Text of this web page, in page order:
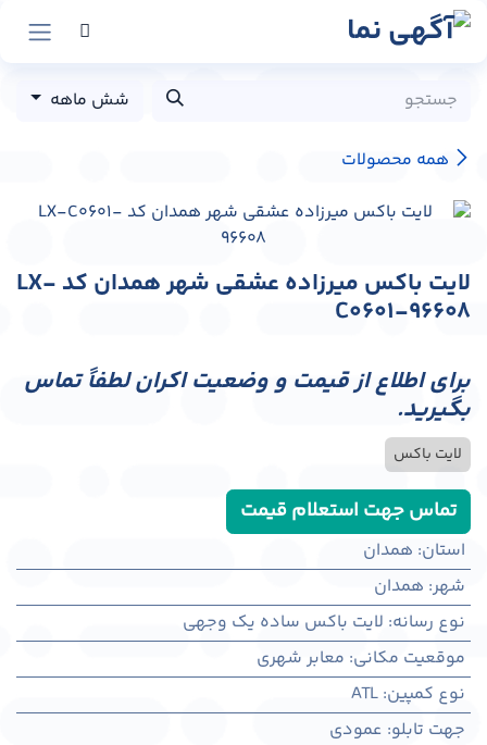
پرش به محتوا
همه محصولات
شش ماهه
لایت باکس میرزاده عشقی شهر همدان کد LX-
C0601-96608
برای اطلاع از قیمت و وضعیت اکران لطفاً تماس
بگیرید.
لایت باکس
تماس جهت استعلام قیمت
استان: همدان
شهر: همدان
نوع رسانه: لایت باکس ساده یک وجهی
موقعیت مکانی: معابر شهری
نوع کمپین:
ATL
جهت تابلو: عمودی